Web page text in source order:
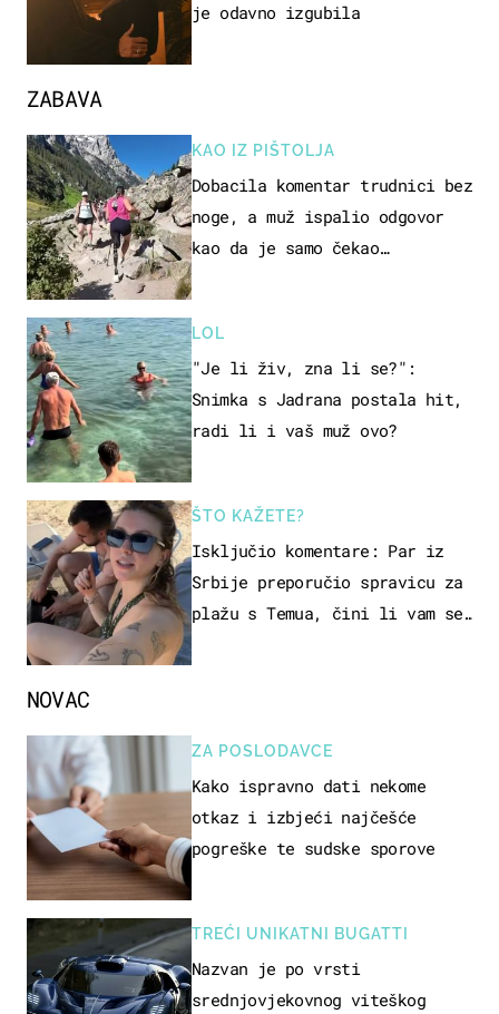
ZABAVA
KAO IZ PIŠTOLJA
Dobacila komentar trudnici bez
noge, a muž ispalio odgovor
kao da je samo čekao…
LOL
"Je li živ, zna li se?":
Snimka s Jadrana postala hit,
radi li i vaš muž ovo?
ŠTO KAŽETE?
Isključio komentare: Par iz
Srbije preporučio spravicu za
plažu s Temua, čini li vam se
je odavno izgubila
NOVAC
ZA POSLODAVCE
Kako ispravno dati nekome
otkaz i izbjeći najčešće
pogreške te sudske sporove
TREĆI UNIKATNI BUGATTI
Nazvan je po vrsti
srednjovjekovnog viteškog